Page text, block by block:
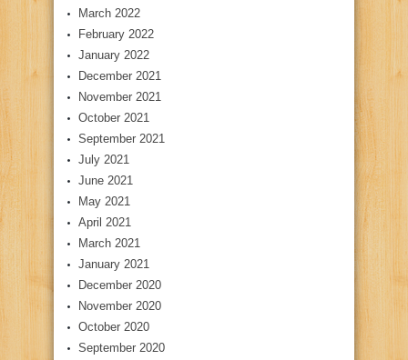
March 2022
February 2022
January 2022
December 2021
November 2021
October 2021
September 2021
July 2021
June 2021
May 2021
April 2021
March 2021
January 2021
December 2020
November 2020
October 2020
September 2020